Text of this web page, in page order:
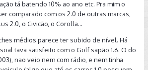
tá batendo 10% ao ano etc. Pra mim o
comparado com os 2.0 de outras marcas,
2.0, o Civicão, o Corolla...
médios parece ter subido de nível. Há
tava satisfeito com o Golf sapão 1.6. O do
nao veio nem com rádio, e nem tinha